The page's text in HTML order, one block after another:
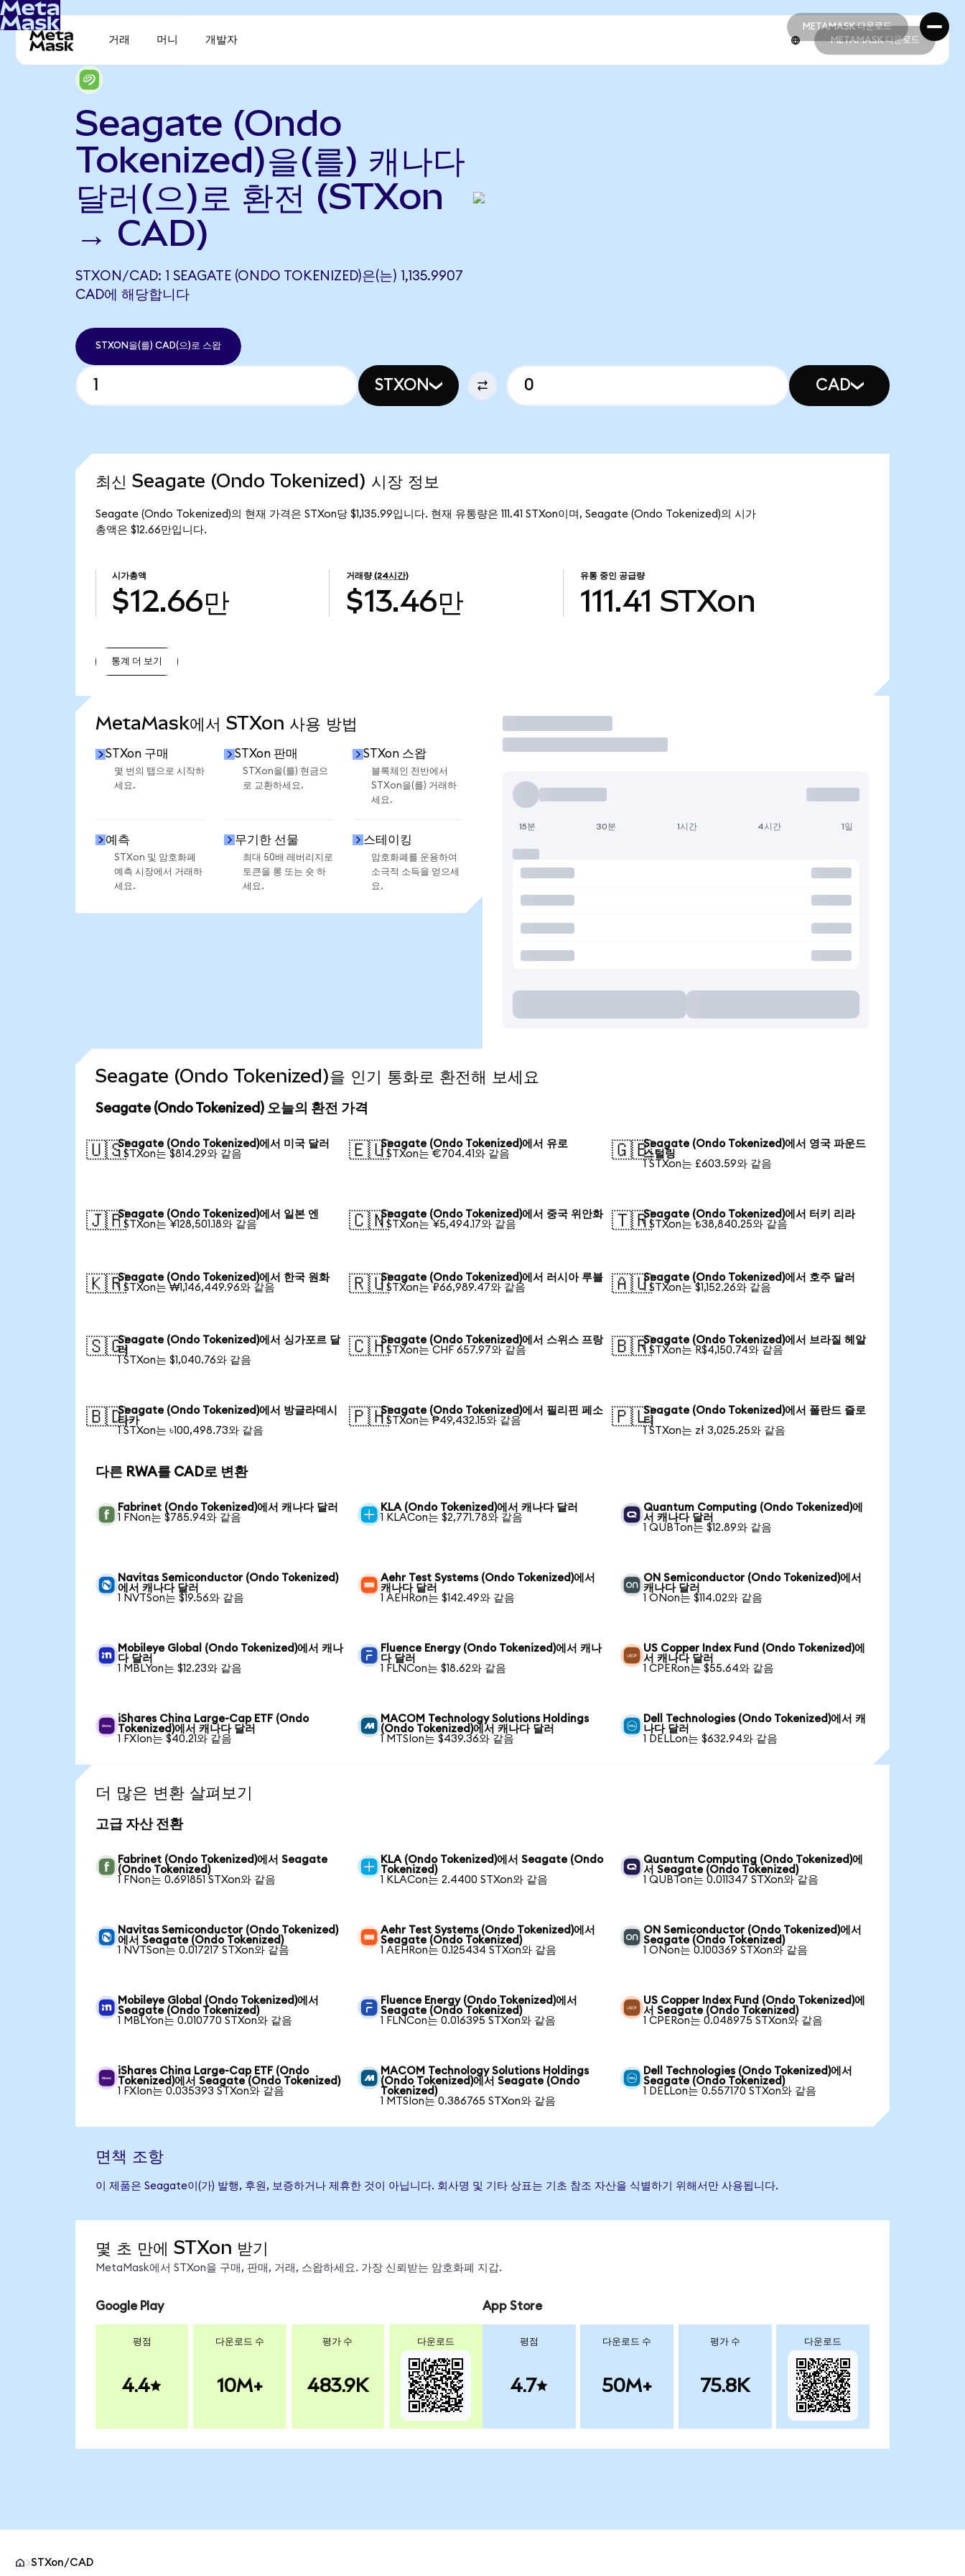
METAMASK 다운로드
METAMASK 다운로드
거래 머니 개발자 METAMASK 다운로드
Seagate (Ondo
Tokenized)을(를) 캐나다
달러(으)로 환전 (STXon
→ CAD)
STXON/CAD: 1 SEAGATE (ONDO TOKENIZED)은(는) 1,135.9907
CAD에 해당합니다
STXON을(를) CAD(으)로 스왑
STXON CAD
최신 Seagate (Ondo Tokenized) 시장 정보
Seagate (Ondo Tokenized)의 현재 가격은 STXon당 $1,135.99입니다. 현재 유통량은 111.41 STXon이며, Seagate (Ondo Tokenized)의 시가
총액은 $12.66만입니다.
시가총액
$12.66만
거래량 (24시간)
$13.46만
유통 중인 공급량
111.41 STXon
통계 더 보기
MetaMask에서 STXon 사용 방법
STXon 구매
몇 번의 탭으로 시작하
세요.
STXon 판매
STXon을(를) 현금으
로 교환하세요.
STXon 스왑
블록체인 전반에서
STXon을(를) 거래하
세요.
예측
STXon 및 암호화폐
예측 시장에서 거래하
세요.
무기한 선물
최대 50배 레버리지로
토큰을 롱 또는 숏 하
세요.
스테이킹
암호화폐를 운용하여
소극적 소득을 얻으세
요.
거래
15분 30분 1시간 4시간 1일
Seagate (Ondo Tokenized)을 인기 통화로 환전해 보세요
Seagate (Ondo Tokenized) 오늘의 환전 가격
🇺🇸Seagate (Ondo Tokenized)에서 미국 달러
1 STXon는 $814.29와 같음
🇪🇺Seagate (Ondo Tokenized)에서 유로
1 STXon는 €704.41와 같음
🇬🇧Seagate (Ondo Tokenized)에서 영국 파운드
스털링
1 STXon는 £603.59와 같음
🇯🇵Seagate (Ondo Tokenized)에서 일본 엔
1 STXon는 ¥128,501.18와 같음
🇨🇳Seagate (Ondo Tokenized)에서 중국 위안화
1 STXon는 ¥5,494.17와 같음
🇹🇷Seagate (Ondo Tokenized)에서 터키 리라
1 STXon는 ₺38,840.25와 같음
🇰🇷Seagate (Ondo Tokenized)에서 한국 원화
1 STXon는 ₩1,146,449.96와 같음
🇷🇺Seagate (Ondo Tokenized)에서 러시아 루블
1 STXon는 ₽66,989.47와 같음
🇦🇺Seagate (Ondo Tokenized)에서 호주 달러
1 STXon는 $1,152.26와 같음
🇸🇬Seagate (Ondo Tokenized)에서 싱가포르 달
러
1 STXon는 $1,040.76와 같음
🇨🇭Seagate (Ondo Tokenized)에서 스위스 프랑
1 STXon는 CHF 657.97와 같음
🇧🇷Seagate (Ondo Tokenized)에서 브라질 헤알
1 STXon는 R$4,150.74와 같음
🇧🇩Seagate (Ondo Tokenized)에서 방글라데시
타카
1 STXon는 ৳100,498.73와 같음
🇵🇭Seagate (Ondo Tokenized)에서 필리핀 페소
1 STXon는 ₱49,432.15와 같음
🇵🇱Seagate (Ondo Tokenized)에서 폴란드 즐로
티
1 STXon는 zł 3,025.25와 같음
다른 RWA를 CAD로 변환
Fabrinet (Ondo Tokenized)에서 캐나다 달러
1 FNon는 $785.94와 같음
KLA (Ondo Tokenized)에서 캐나다 달러
1 KLACon는 $2,771.78와 같음
Quantum Computing (Ondo Tokenized)에
서 캐나다 달러
1 QUBTon는 $12.89와 같음
Navitas Semiconductor (Ondo Tokenized)
에서 캐나다 달러
1 NVTSon는 $19.56와 같음
Aehr Test Systems (Ondo Tokenized)에서
캐나다 달러
1 AEHRon는 $142.49와 같음
ON Semiconductor (Ondo Tokenized)에서
캐나다 달러
1 ONon는 $114.02와 같음
Mobileye Global (Ondo Tokenized)에서 캐나
다 달러
1 MBLYon는 $12.23와 같음
Fluence Energy (Ondo Tokenized)에서 캐나
다 달러
1 FLNCon는 $18.62와 같음
US Copper Index Fund (Ondo Tokenized)에
서 캐나다 달러
1 CPERon는 $55.64와 같음
iShares China Large-Cap ETF (Ondo
Tokenized)에서 캐나다 달러
1 FXIon는 $40.21와 같음
MACOM Technology Solutions Holdings
(Ondo Tokenized)에서 캐나다 달러
1 MTSIon는 $439.36와 같음
Dell Technologies (Ondo Tokenized)에서 캐
나다 달러
1 DELLon는 $632.94와 같음
더 많은 변환 살펴보기
고급 자산 전환
Fabrinet (Ondo Tokenized)에서 Seagate
(Ondo Tokenized)
1 FNon는 0.691851 STXon와 같음
KLA (Ondo Tokenized)에서 Seagate (Ondo
Tokenized)
1 KLACon는 2.4400 STXon와 같음
Quantum Computing (Ondo Tokenized)에
서 Seagate (Ondo Tokenized)
1 QUBTon는 0.011347 STXon와 같음
Navitas Semiconductor (Ondo Tokenized)
에서 Seagate (Ondo Tokenized)
1 NVTSon는 0.017217 STXon와 같음
Aehr Test Systems (Ondo Tokenized)에서
Seagate (Ondo Tokenized)
1 AEHRon는 0.125434 STXon와 같음
ON Semiconductor (Ondo Tokenized)에서
Seagate (Ondo Tokenized)
1 ONon는 0.100369 STXon와 같음
Mobileye Global (Ondo Tokenized)에서
Seagate (Ondo Tokenized)
1 MBLYon는 0.010770 STXon와 같음
Fluence Energy (Ondo Tokenized)에서
Seagate (Ondo Tokenized)
1 FLNCon는 0.016395 STXon와 같음
US Copper Index Fund (Ondo Tokenized)에
서 Seagate (Ondo Tokenized)
1 CPERon는 0.048975 STXon와 같음
iShares China Large-Cap ETF (Ondo
Tokenized)에서 Seagate (Ondo Tokenized)
1 FXIon는 0.035393 STXon와 같음
MACOM Technology Solutions Holdings
(Ondo Tokenized)에서 Seagate (Ondo
Tokenized)
1 MTSIon는 0.386765 STXon와 같음
Dell Technologies (Ondo Tokenized)에서
Seagate (Ondo Tokenized)
1 DELLon는 0.557170 STXon와 같음
면책 조항
이 제품은 Seagate이(가) 발행, 후원, 보증하거나 제휴한 것이 아닙니다. 회사명 및 기타 상표는 기초 참조 자산을 식별하기 위해서만 사용됩니다.
몇 초 만에 STXon 받기
MetaMask에서 STXon을 구매, 판매, 거래, 스왑하세요. 가장 신뢰받는 암호화폐 지갑.
Google Play
평점
4.4
다운로드 수
10M+
평가 수
483.9K
다운로드
App Store
평점
4.7
다운로드 수
50M+
평가 수
75.8K
다운로드
STXon/CAD